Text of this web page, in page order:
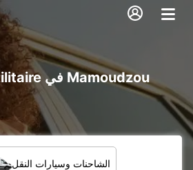
الشاحنات وسيارات النقل